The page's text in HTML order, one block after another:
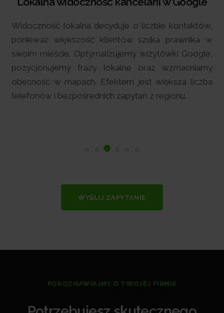
Widoczność lokalna decyduje o liczbie kontaktów,
ponieważ większość klientów szuka prawnika w
swoim mieście. Optymalizujemy wizytówki Google,
pozycjonujemy frazy lokalne oraz wzmacniamy
obecność w mapach. Efektem jest większa liczba
telefonów i bezpośrednich zapytań z regionu.
WYŚLIJ ZAPYTANIE
POROZMAWIAJMY O TWOJEJ FIRMIE